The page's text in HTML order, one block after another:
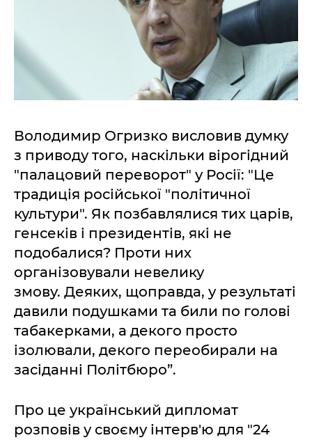
Володимир Огризко висловив думку
з приводу того, наскільки вірогідний
"палацовий переворот" у Росії: "Це
традиція російської "політичної
культури". Як позбавлялися тих царів,
генсеків і президентів, які не
подобалися? Проти них
організовували невелику
змову. Деяких, щоправда, у результаті
давили подушками та били по голові
табакерками, а декого просто
ізолювали, декого переобирали на
засіданні Політбюро”.
Про це український дипломат
розповів у своєму інтерв'ю для "24